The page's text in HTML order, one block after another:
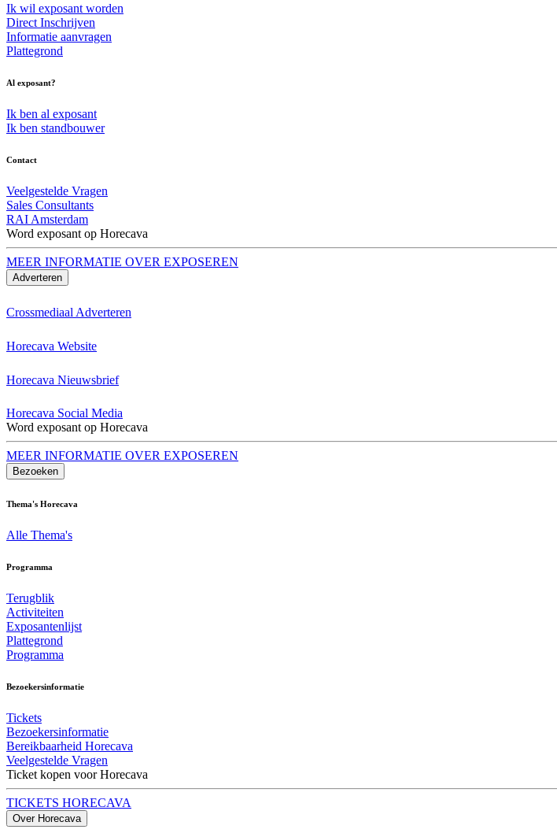
Ik wil exposant worden
Direct Inschrijven
Informatie aanvragen
Plattegrond
Al exposant?
Ik ben al exposant
Ik ben standbouwer
Contact
Veelgestelde Vragen
Sales Consultants
RAI Amsterdam
Word exposant op Horecava
MEER INFORMATIE OVER EXPOSEREN
Adverteren
Crossmediaal Adverteren
Horecava Website
Horecava Nieuwsbrief
Horecava Social Media
Word exposant op Horecava
MEER INFORMATIE OVER EXPOSEREN
Bezoeken
Thema's Horecava
Alle Thema's
Programma
Terugblik
Activiteiten
Exposantenlijst
Plattegrond
Programma
Bezoekersinformatie
Tickets
Bezoekersinformatie
Bereikbaarheid Horecava
Veelgestelde Vragen
Ticket kopen voor Horecava
TICKETS HORECAVA
Over Horecava